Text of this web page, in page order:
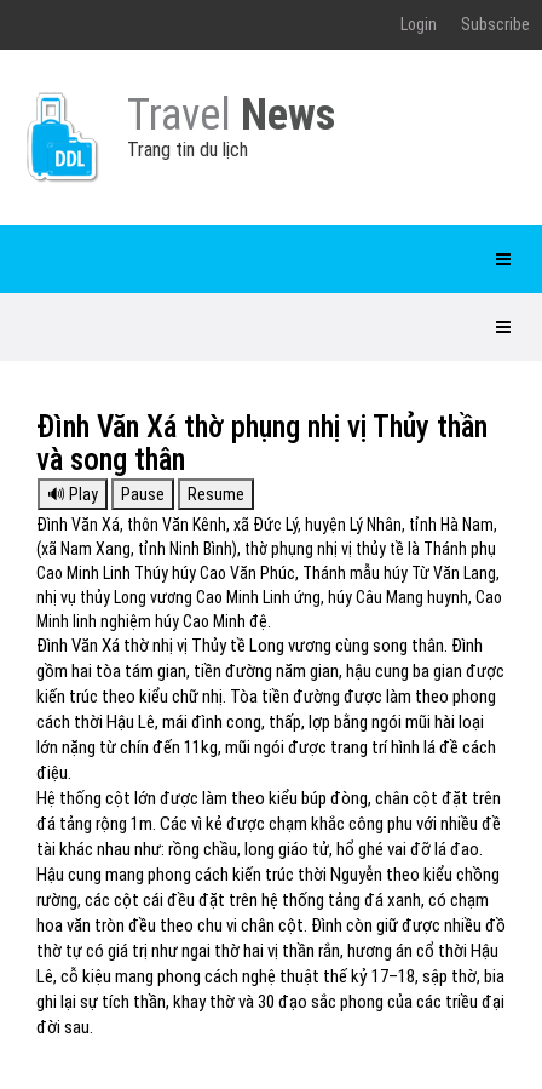
Login Subscribe
Travel News
Trang tin du lịch
Đình Văn Xá thờ phụng nhị vị Thủy thần
và song thân
Đình Văn Xá, thôn Văn Kênh, xã Đức Lý, huyện Lý Nhân, tỉnh Hà Nam,
(xã Nam Xang, tỉnh Ninh Bình), thờ phụng nhị vị thủy tề là Thánh phụ
Cao Minh Linh Thúy húy Cao Văn Phúc, Thánh mẫu húy Từ Văn Lang,
nhị vụ thủy Long vương Cao Minh Linh ứng, húy Câu Mang huynh, Cao
Minh linh nghiệm húy Cao Minh đệ.
Đình Văn Xá thờ nhị vị Thủy tề Long vương cùng song thân. Đình
gồm hai tòa tám gian, tiền đường năm gian, hậu cung ba gian được
kiến trúc theo kiểu chữ nhị. Tòa tiền đường được làm theo phong
cách thời Hậu Lê, mái đình cong, thấp, lợp bằng ngói mũi hài loại
lớn nặng từ chín đến 11kg, mũi ngói được trang trí hình lá đề cách
điệu.
Hệ thống cột lớn được làm theo kiểu búp đòng, chân cột đặt trên
đá tảng rộng 1m. Các vì kẻ được chạm khắc công phu với nhiều đề
tài khác nhau như: rồng chầu, long giáo tử, hổ ghé vai đỡ lá đao.
Hậu cung mang phong cách kiến trúc thời Nguyễn theo kiểu chồng
rường, các cột cái đều đặt trên hệ thống tảng đá xanh, có chạm
hoa văn tròn đều theo chu vi chân cột. Đình còn giữ được nhiều đồ
thờ tự có giá trị như ngai thờ hai vị thần rắn, hương án cổ thời Hậu
Lê, cỗ kiệu mang phong cách nghệ thuật thế kỷ 17–18, sập thờ, bia
ghi lại sự tích thần, khay thờ và 30 đạo sắc phong của các triều đại
đời sau.